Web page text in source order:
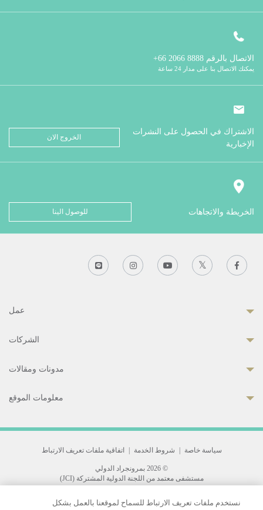
الاتصال بالرقم
يمكنك الاتصال بنا على مدار 24 ساعة
الاشتراك في الحصول على النشرات
الإخبارية
الخروج الان
الخريطة والاتجاهات للوصول الينا
عمل
الشركات
مدونات ومقالات
معلومات الموقع
سياسة خاصة شروط الخدمة اتفاقية ملفات تعريف الارتباط
© 2026 بمرونجراد الدولي
مستشفى معتمد من اللجنة الدولية المشتركة (JCI)
33 Sukhumvit 3, Wattana, Bangkok 10110 Thailand.
نستخدم ملفات تعريف الارتباط للسماح لموقعنا بالعمل بشكل